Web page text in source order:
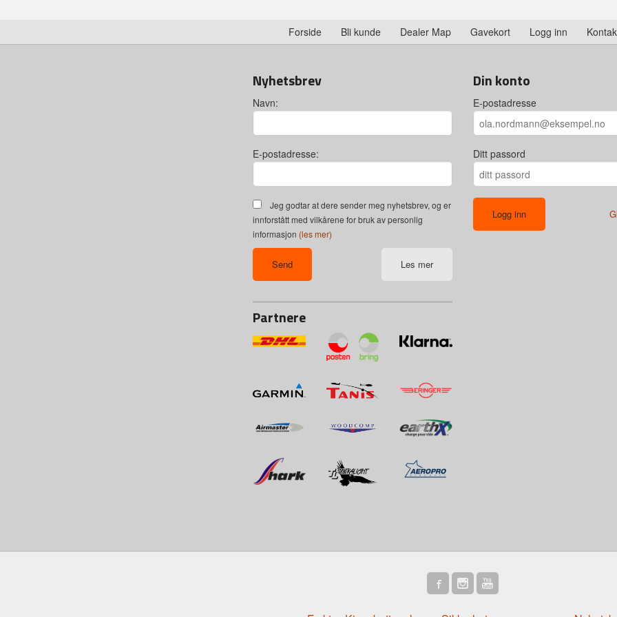
Forside Bli kunde Dealer Map Gavekort Logg inn
Nyhetsbrev
Navn:
E-postadresse:
Jeg godtar at dere sender meg nyhetsbrev, og er
innforstått med vilkårene for bruk av personlig
informasjon (les mer)
Les mer
Partnere
Din konto
E-postadresse
Ditt passord